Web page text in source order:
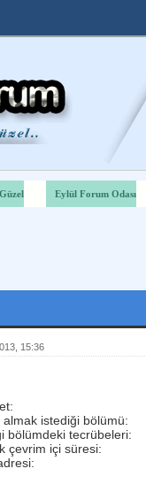
Eylül Forum Odası
15:36
almak istediği bölümü:
bölümdeki tecrübeleri:
çevrim içi süresi: